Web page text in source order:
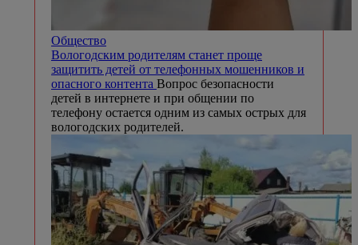
Общество
Вологодским родителям станет проще
защитить детей от телефонных мошенников и
опасного контента Вопрос безопасности
детей в интернете и при общении по
телефону остается одним из самых острых для
вологодских родителей.